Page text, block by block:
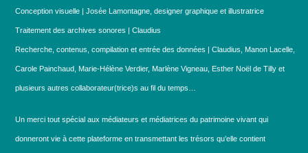
Conception visuelle | Josée Lamontagne, designer graphique et illustratrice
Traitement des archives sonores | Claudius
Recherche, contenus, compilation et entrée des données | Claudius, Manon Lacelle,
Carole Painchaud, Marie-Hélène Verdier, Marlène Vigneau, Esther Noël de Tilly et
plusieurs autres collaborateur(trice)s au fil du temps…
Un merci tout spécial aux médiateurs et médiatrices du patrimoine vivant qui
donneront vie à cette plateforme en transmettant les trésors qu’elle contient